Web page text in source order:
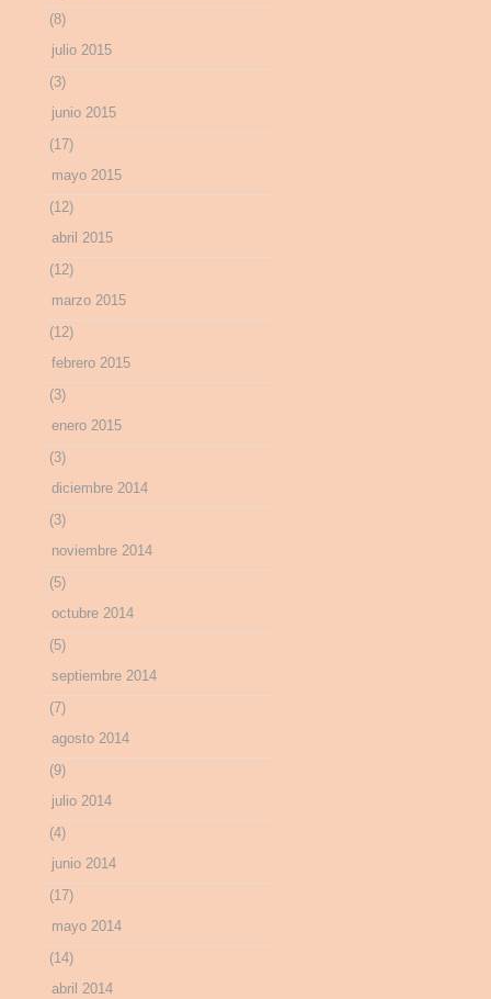
(8)
julio 2015
(3)
junio 2015
(17)
mayo 2015
(12)
abril 2015
(12)
marzo 2015
(12)
febrero 2015
(3)
enero 2015
(3)
diciembre 2014
(3)
noviembre 2014
(5)
octubre 2014
(5)
septiembre 2014
(7)
agosto 2014
(9)
julio 2014
(4)
junio 2014
(17)
mayo 2014
(14)
abril 2014